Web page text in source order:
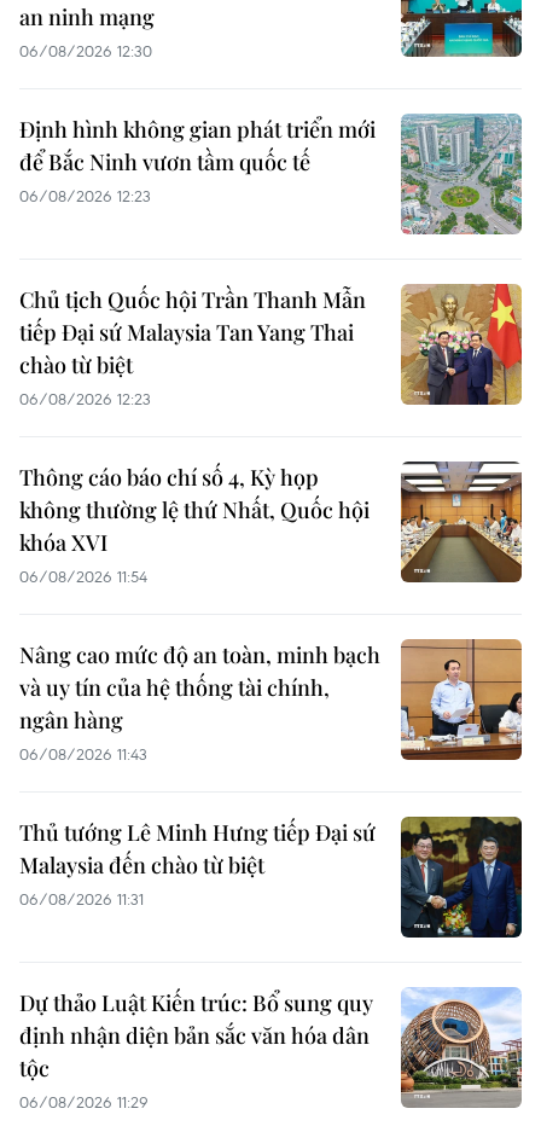
an ninh mạng
06/08/2026 12:30
Định hình không gian phát triển mới
để Bắc Ninh vươn tầm quốc tế
06/08/2026 12:23
Chủ tịch Quốc hội Trần Thanh Mẫn
tiếp Đại sứ Malaysia Tan Yang Thai
chào từ biệt
06/08/2026 12:23
Thông cáo báo chí số 4, Kỳ họp
không thường lệ thứ Nhất, Quốc hội
khóa XVI
06/08/2026 11:54
Nâng cao mức độ an toàn, minh bạch
và uy tín của hệ thống tài chính,
ngân hàng
06/08/2026 11:43
Thủ tướng Lê Minh Hưng tiếp Đại sứ
Malaysia đến chào từ biệt
06/08/2026 11:31
Dự thảo Luật Kiến trúc: Bổ sung quy
định nhận diện bản sắc văn hóa dân
tộc
06/08/2026 11:29